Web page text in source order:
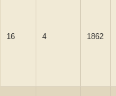
16 4 1862